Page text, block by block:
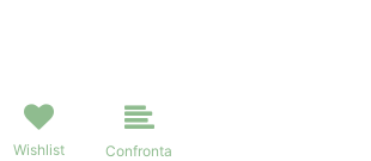
Wishlist Confronta